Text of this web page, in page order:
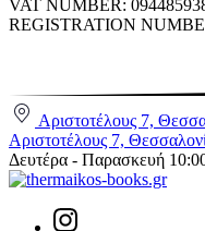
VAT NUMBER:
REGISTRATION
Αριστοτέλους 7,
Αριστοτέλους 7,
Δευτέρα - Παρασκευή